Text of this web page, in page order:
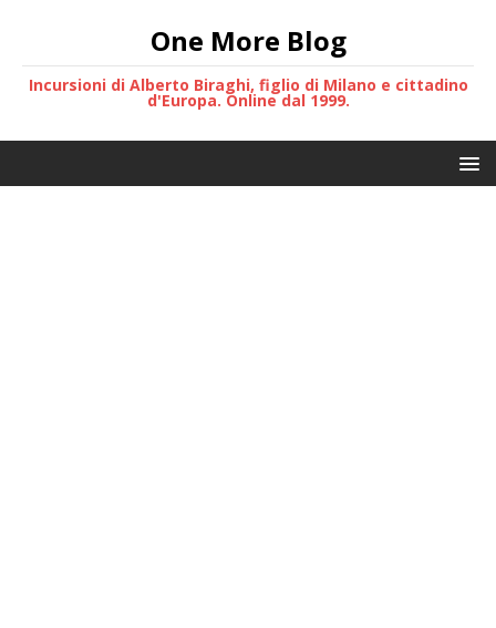
One More Blog
Incursioni di Alberto Biraghi, figlio di Milano e cittadino
d'Europa. Online dal 1999.